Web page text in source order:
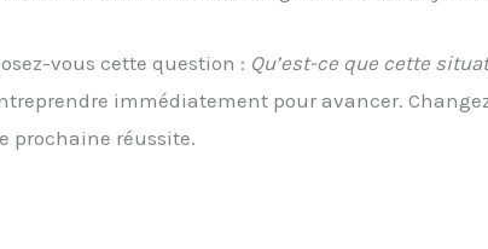
vous cette question : Qu’est-ce que cette
immédiatement pour avancer.
prochaine réussite.